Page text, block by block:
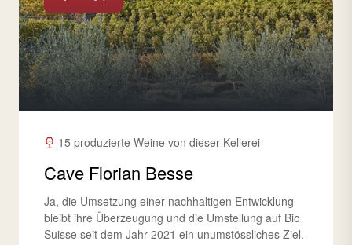
15 produzierte Weine von dieser Kellerei
Cave Florian Besse
Ja, die Umsetzung einer nachhaltigen Entwicklung
bleibt ihre Überzeugung und die Umstellung auf Bio
Suisse seit dem Jahr 2021 ein unumstössliches Ziel.